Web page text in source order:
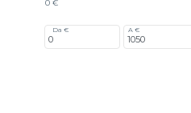
0 €
Da € A €